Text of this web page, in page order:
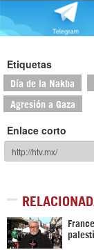
Etiquetas
Día de la Nakba
Agresión a Gaza
Enlace corto